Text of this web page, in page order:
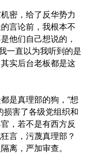
密，给了反华势力
言论前，我根本不
他们自己想说的，
一直以为我听到的是
实后台老板都是这
是真理部的狗，“想
损害了各级党组织和
，若不是有西方反
言，污蔑真理部？
离，严加审查。